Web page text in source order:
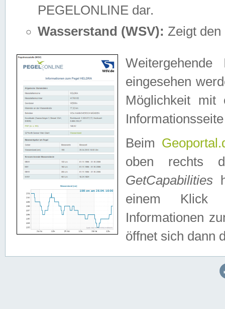
PEGELONLINE dar.
Wasserstand (WSV): Zeigt den
eingesehen
Möglichkeit mit
Beim
oben rechts
GetCapabilities
einem Klick
Informationen
öffnet sich dann